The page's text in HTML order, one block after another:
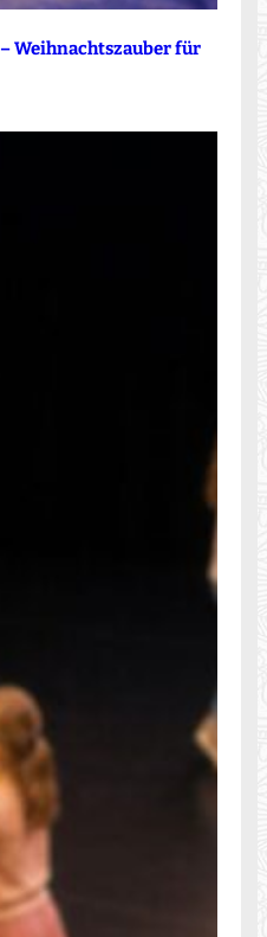
Weihnachtszauber für